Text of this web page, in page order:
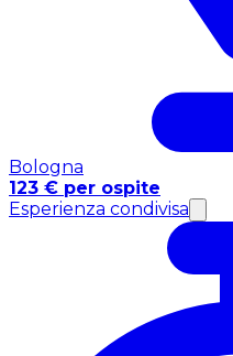
Bologna
123 € per ospite
Esperienza condivisa